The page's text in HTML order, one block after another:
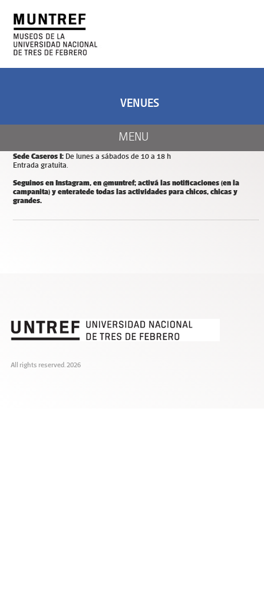
Días y horarios de apertura de MUNTREF
De miércoles a domingos de 11 a 18 h.
Sede Caseros I: De lunes a sábados de 10 a 18 h
Entrada gratuita.
Seguinos en Instagram, en @muntref; activá las notificaciones (en la
campanita) y enteratede todas las actividades para chicos, chicas y
grandes.
All rights reserved. 2026
MENU
VENUES
CENTER OF ART
AND NATURE
ART AND SCIENCE